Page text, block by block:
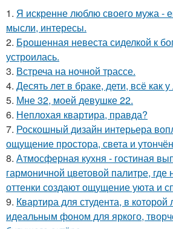
1. Я искренне люблю своего мужа -
мысли, интересы.
2. Брошенная невеста сиделкой к
устроилась.
3. Встреча на ночной трассе.
4. Десять лет в браке, дети, всё как
5. Мне 32, моей девушке 22.
6. Неплохая квартира, правда?
7. Роскошный дизайн интерьера
ощущение простора, света и
8. Атмосферная кухня - гостиная
гармоничной цветовой палитре, где
оттенки создают ощущение уюта и
9. Квартира для студента, в которой
идеальным фоном для яркого,